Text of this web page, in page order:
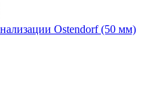
Ostendorf (50 мм)